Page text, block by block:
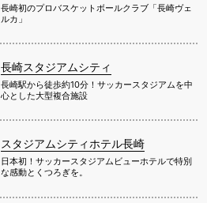
長崎初のプロバスケットボールクラブ「長崎ヴェ
ルカ」
長崎スタジアムシティ
長崎駅から徒歩約10分！サッカースタジアムを中
心とした大型複合施設
スタジアムシティホテル長崎
日本初！サッカースタジアムビューホテルで特別
な感動とくつろぎを。